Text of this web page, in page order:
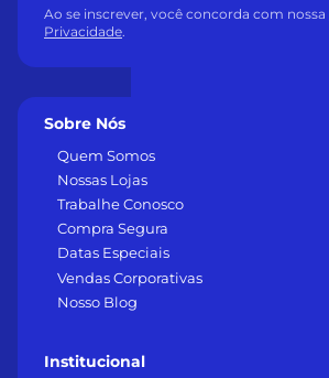
Sobre Nós
Quem Somos
Nossas Lojas
Trabalhe Conosco
Compra Segura
Datas Especiais
Vendas Corporativas
Nosso Blog
Institucional
Ao se inscrever, você concorda com nossa
Privacidade